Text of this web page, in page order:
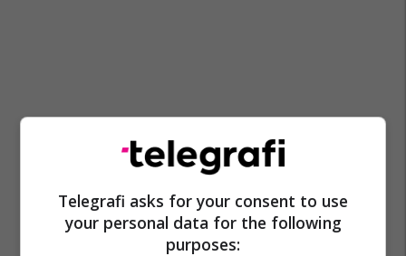
Telegrafi asks for your consent to use
your personal data for the following
purposes: